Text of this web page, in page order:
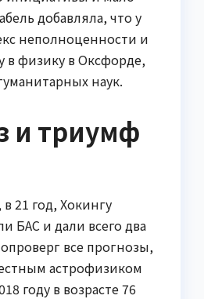
добавляла, что у
неполноценности и
в физику в Оксфорде,
наук.
и триумф
в 21 год, Хокингу
БАС и дали всего два
все прогнозы,
астрофизиком
году в возрасте 76